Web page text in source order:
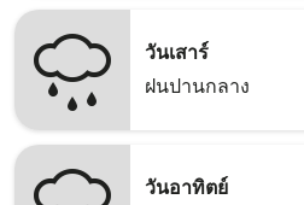
วันเสาร์
ฝนปานกลาง
วันอาทิตย์